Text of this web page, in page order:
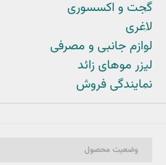
گجت و اکسسوری
لاغری
لوازم جانبی و مصرفی
لیزر موهای زائد
نمایندگی فروش
وضعیت محصول